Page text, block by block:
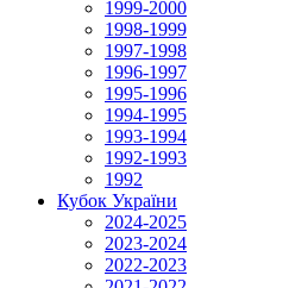
1999-2000
1998-1999
1997-1998
1996-1997
1995-1996
1994-1995
1993-1994
1992-1993
1992
Кубок України
2024-2025
2023-2024
2022-2023